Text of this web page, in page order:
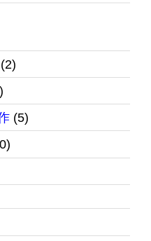
(2)
(5)